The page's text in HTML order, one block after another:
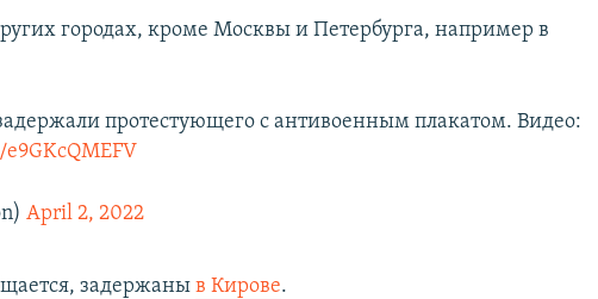
городах, кроме Москвы и Петербурга, например в
протестующего с антивоенным плакатом. Видео:
April 2, 2022
задержаныв Кирове.